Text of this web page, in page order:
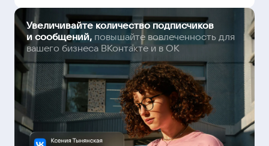
Увеличивайте количество подписчиков
и сообщений, повышайте вовлеченность для
вашего бизнеса ВКонтакте и в ОК